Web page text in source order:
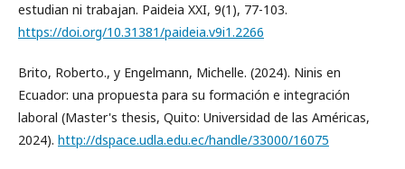
estudian ni trabajan. Paideia XXI, 9(1), 77-103.
https://doi.org/10.31381/paideia.v9i1.2266
Brito, Roberto., y Engelmann, Michelle. (2024). Ninis en
Ecuador: una propuesta para su formación e integración
laboral (Master's thesis, Quito: Universidad de las Américas,
2024). http://dspace.udla.edu.ec/handle/33000/16075